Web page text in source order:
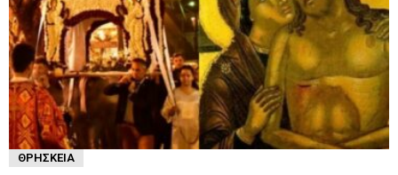
ΘΡΗΣΚΕΊΑ